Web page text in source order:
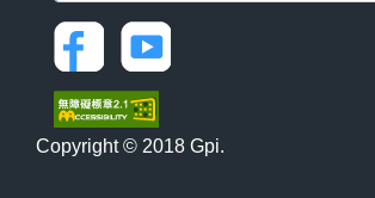
Copyright © 2018 Gpi.